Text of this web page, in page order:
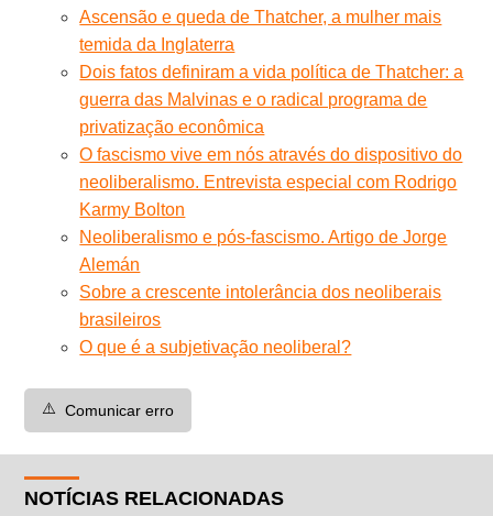
Ascensão e queda de Thatcher, a mulher mais
temida da Inglaterra
Dois fatos definiram a vida política de Thatcher: a
guerra das Malvinas e o radical programa de
privatização econômica
O fascismo vive em nós através do dispositivo do
neoliberalismo. Entrevista especial com Rodrigo
Karmy Bolton
Neoliberalismo e pós-fascismo. Artigo de Jorge
Alemán
Sobre a crescente intolerância dos neoliberais
brasileiros
O que é a subjetivação neoliberal?
⚠️ Comunicar erro
NOTÍCIAS RELACIONADAS